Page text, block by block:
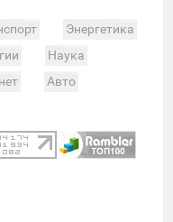
Энергетика
Наука
Авто
Баскетбол
Фото и видео